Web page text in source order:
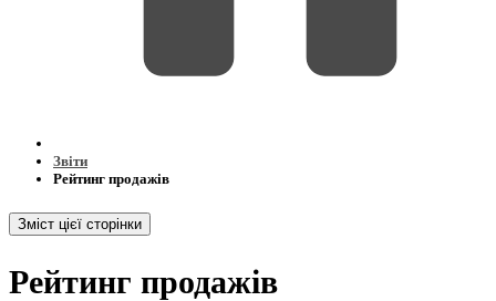
Звіти
Рейтинг продажів
Зміст цієї сторінки
Рейтинг продажів